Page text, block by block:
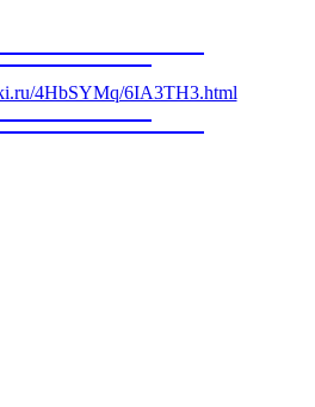
4HbSYMq/6IA3TH3.html